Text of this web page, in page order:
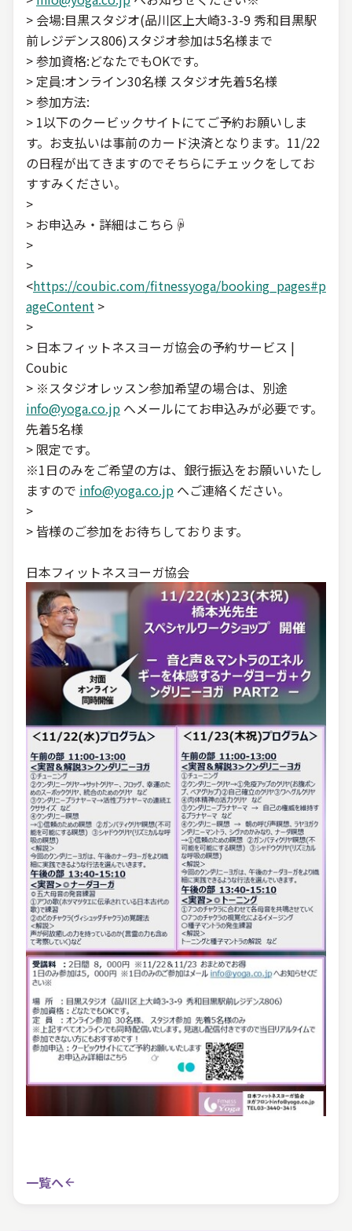
> 会場:目黒スタジオ(品川区上大崎3-3-9 秀和目黒駅
前レジデンス806)スタジオ参加は5名様まで
> 参加資格:どなたでもOKです。
> 定員:オンライン30名様 スタジオ先着5名様
> 参加方法:
> 1以下のクービックサイトにてご予約お願いしま
す。お支払いは事前のカード決済となります。11/22
の日程が出てきますのでそちらにチェックをしてお
すすみください。
>
> お申込み・詳細はこちら☟
>
>
<https://coubic.com/fitnessyoga/booking_pages#p
ageContent >
>
> 日本フィットネスヨーガ協会の予約サービス |
Coubic
> ※スタジオレッスン参加希望の場合は、別途
info@yoga.co.jp へメールにてお申込みが必要です。
先着5名様
> 限定です。
※1日のみをご希望の方は、銀行振込をお願いいたし
ますので info@yoga.co.jp へご連絡ください。
>
> 皆様のご参加をお待ちしております。
日本フィットネスヨーガ協会
一覧へ